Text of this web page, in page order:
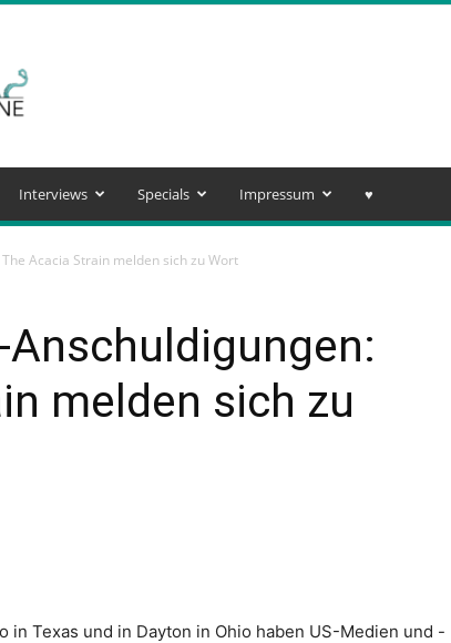
Interviews Specials Impressum ♥️
Acacia Strain melden sich zu Wort
melden sich zu
in Texas und in Dayton in Ohio haben US-Medien und -